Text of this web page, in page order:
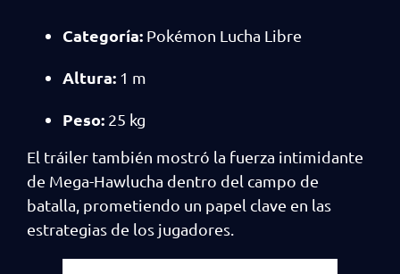
Categoría: Pokémon Lucha Libre
Altura: 1 m
Peso: 25 kg
El tráiler también mostró la fuerza intimidante
de Mega-Hawlucha dentro del campo de
batalla, prometiendo un papel clave en las
estrategias de los jugadores.